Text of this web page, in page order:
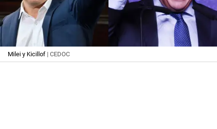
Milei y Kicillof | CEDOC